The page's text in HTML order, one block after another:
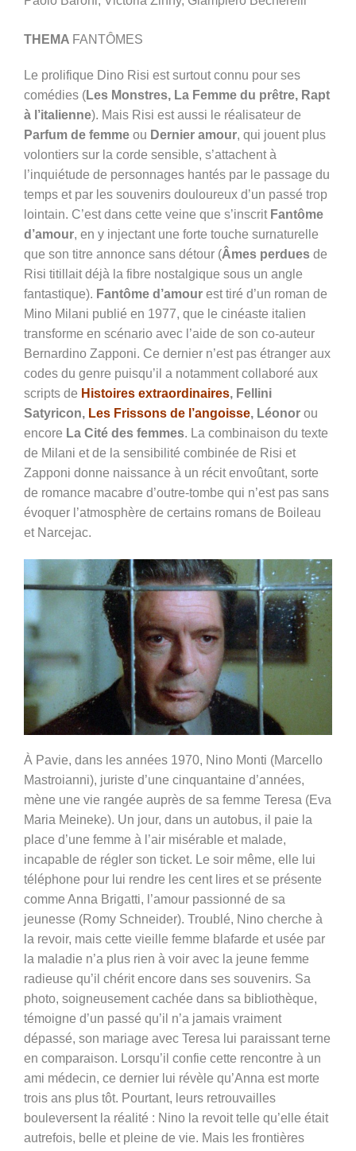
THEMA FANTÔMES
Le prolifique Dino Risi est surtout connu pour ses
comédies (Les Monstres, La Femme du prêtre, Rapt
à l’italienne). Mais Risi est aussi le réalisateur de
Parfum de femme ou Dernier amour, qui jouent plus
volontiers sur la corde sensible, s’attachent à
l’inquiétude de personnages hantés par le passage du
temps et par les souvenirs douloureux d’un passé trop
lointain. C’est dans cette veine que s’inscrit Fantôme
d’amour, en y injectant une forte touche surnaturelle
que son titre annonce sans détour (Âmes perdues de
Risi titillait déjà la fibre nostalgique sous un angle
fantastique). Fantôme d’amour est tiré d’un roman de
Mino Milani publié en 1977, que le cinéaste italien
transforme en scénario avec l’aide de son co-auteur
Bernardino Zapponi. Ce dernier n’est pas étranger aux
codes du genre puisqu’il a notamment collaboré aux
scripts de Histoires extraordinaires, Fellini
Satyricon, Les Frissons de l’angoisse, Léonor ou
encore La Cité des femmes. La combinaison du texte
de Milani et de la sensibilité combinée de Risi et
Zapponi donne naissance à un récit envoûtant, sorte
de romance macabre d’outre-tombe qui n’est pas sans
évoquer l’atmosphère de certains romans de Boileau
et Narcejac.
À Pavie, dans les années 1970, Nino Monti (Marcello
Mastroianni), juriste d’une cinquantaine d’années,
mène une vie rangée auprès de sa femme Teresa (Eva
Maria Meineke). Un jour, dans un autobus, il paie la
place d’une femme à l’air misérable et malade,
incapable de régler son ticket. Le soir même, elle lui
téléphone pour lui rendre les cent lires et se présente
comme Anna Brigatti, l’amour passionné de sa
jeunesse (Romy Schneider). Troublé, Nino cherche à
la revoir, mais cette vieille femme blafarde et usée par
la maladie n’a plus rien à voir avec la jeune femme
radieuse qu’il chérit encore dans ses souvenirs. Sa
photo, soigneusement cachée dans sa bibliothèque,
témoigne d’un passé qu’il n’a jamais vraiment
dépassé, son mariage avec Teresa lui paraissant terne
en comparaison. Lorsqu’il confie cette rencontre à un
ami médecin, ce dernier lui révèle qu’Anna est morte
trois ans plus tôt. Pourtant, leurs retrouvailles
bouleversent la réalité : Nino la revoit telle qu’elle était
autrefois, belle et pleine de vie. Mais les frontières